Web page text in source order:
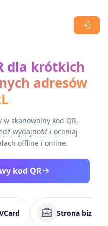
dla krótkich
adresów
w skanowalny kod QR.
wydajność i oceniaj
offline i online.
kod QR
Strona